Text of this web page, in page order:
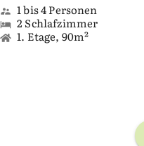
1 bis 4 Personen
2 Schlafzimmer
1. Etage, 90m²